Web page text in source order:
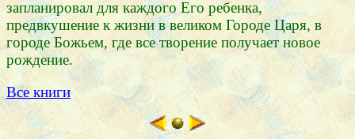
запланировал для каждого Его ребенка,
предвкушение к жизни в великом Городе Царя, в
городе Божьем, где все творение получает новое
рождение.
Все книги